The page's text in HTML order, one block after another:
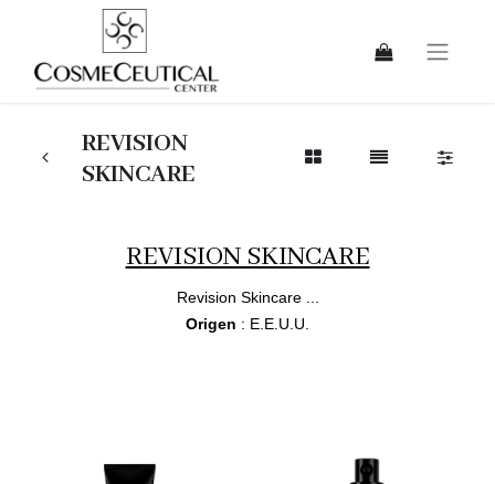
REVISION
SKINCARE
REVISION SKINCARE
Revision Skincare ...
Origen : E.E.U.U.